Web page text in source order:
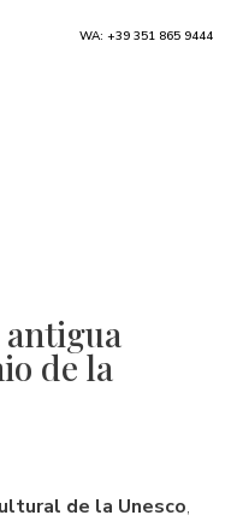
de la
de la Unesco,
WA: +39 351 865 9444